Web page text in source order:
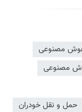
مصنوعی
مصنوعی
حمل و نقل خودران